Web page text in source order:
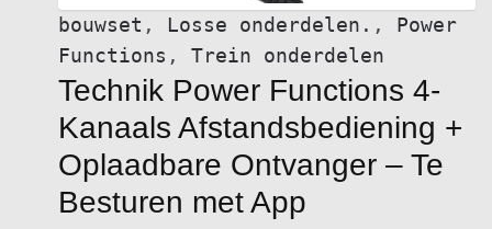
bouwset , Losse onderdelen. ,
Power
Functions , Trein onderdelen
Technik Power Functions 4-
Kanaals Afstandsbediening +
Oplaadbare Ontvanger – Te
Besturen met App